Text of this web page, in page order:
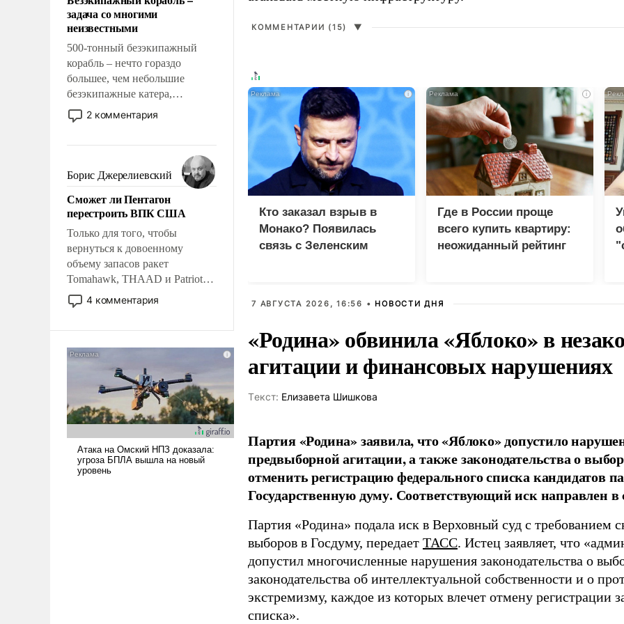
адаптироваться.
задача со многими
неизвестными
500-тонный безэкипажный
корабль – нечто гораздо
большее, чем небольшие
безэкипажные катера,
применение которых уже
стало обыденностью. Задача по
сложна и амбициозна. Однако
и ее реализация радикально
поднимет наши боевые
возможности.
2 комментария
Борис Джерелиевский
Сможет ли Пентагон
перестроить ВПК США
Только для того, чтобы
вернуться к довоенному
объему запасов ракет
Tomahawk, THAAD и Patriot
США потребуется более трех
лет. Даже небольшая война с
Сложившаяся ситуация
означает многолетний период
уязвимости США, например,
перед Китаем.
4 комментария
КОММЕНТАРИИ (15) ▼
i
Кто заказал взрыв в
Монако? Появилась
связь с Зеленским
i
Где в России проще
всего купить квартиру:
неожиданный рейтинг
7 АВГУСТА 2026, 16:56 • НОВОСТИ ДНЯ
«Родина» обвинила «Яблоко» в
агитации и финансовых нарушениях
Tекст: Елизавета Шишкова
Партия «Родина» заявила, что «Яблоко» допустило
предвыборной агитации, а также законодательства о
отменить регистрацию федерального списка кандидатов
Государственную думу. Соответствующий иск направлен в
Партия «Родина» подала иск в Верховный суд с требованием
выборов в Госдуму, передает ТАСС. Истец заявляет, что
допустил многочисленные нарушения законодательства о
законодательства об интеллектуальной собственности и о
экстремизму, каждое из которых влечет отмену регистрации
списка».